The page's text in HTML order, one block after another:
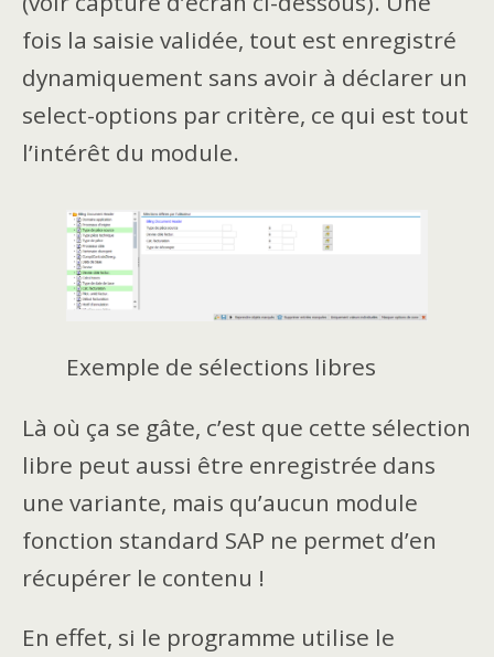
fois la saisie validée, tout est enregistré
dynamiquement sans avoir à déclarer un
select-options par critère, ce qui est tout
l’intérêt du module.
Exemple de sélections libres
Là où ça se gâte, c’est que cette sélection
libre peut aussi être enregistrée dans
une variante, mais qu’aucun module
fonction standard SAP ne permet d’en
récupérer le contenu !
En effet, si le programme utilise le